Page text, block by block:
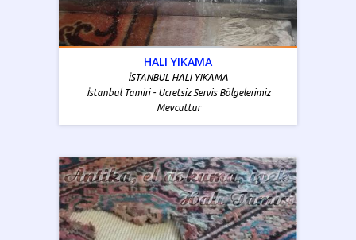
HALI YIKAMA
İSTANBUL HALI YIKAMA
İstanbul Tamiri - Ücretsiz Servis Bölgelerimiz
Mevcuttur